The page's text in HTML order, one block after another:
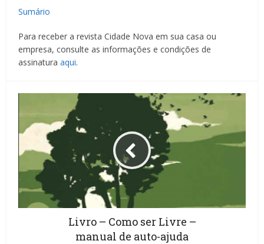
Sumário
Para receber a revista Cidade Nova em sua casa ou
empresa, consulte as informações e condições de
assinaturaaqui.
Livro – Como ser Livre –
manual de auto-ajuda